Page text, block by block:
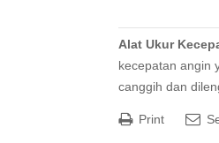
Alat Ukur
kecepatan angin
canggih dan
Print